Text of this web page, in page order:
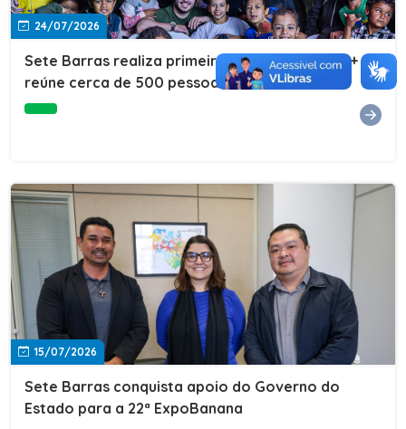
24/07/2026
Sete Barras realiza primeira edição do Cuidar+ e
reúne cerca de 500 pessoas na Vila São João
15/07/2026
Sete Barras conquista apoio do Governo do
Estado para a 22ª ExpoBanana